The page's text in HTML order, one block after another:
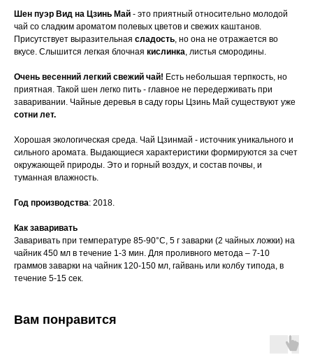
Шен пуэр Вид на Цзинь Май - это приятный относительно молодой
чай со сладким ароматом полевых цветов и свежих каштанов.
Присутствует выразительная сладость, но она не отражается во
вкусе. Слышится легкая блочная кислинка, листья смородины.
Очень весенний легкий свежий чай! Есть небольшая терпкость, но
приятная. Такой шен легко пить - главное не передерживать при
заваривании. Чайные деревья в саду горы Цзинь Май существуют уже
сотни лет.
Хорошая экологическая среда. Чай Цзинмай - источник уникального и
сильного аромата. Выдающиеся характеристики формируются за счет
окружающей природы. Это и горный воздух, и состав почвы, и
туманная влажность.
Год производства: 2018.
Как заваривать
Заваривать при температуре 85-90°C, 5 г заварки (2 чайных ложки) на
чайник 450 мл в течение 1-3 мин. Для проливного метода – 7-10
граммов заварки на чайник 120-150 мл, гайвань или колбу типода, в
течение 5-15 сек.
Вам понравится